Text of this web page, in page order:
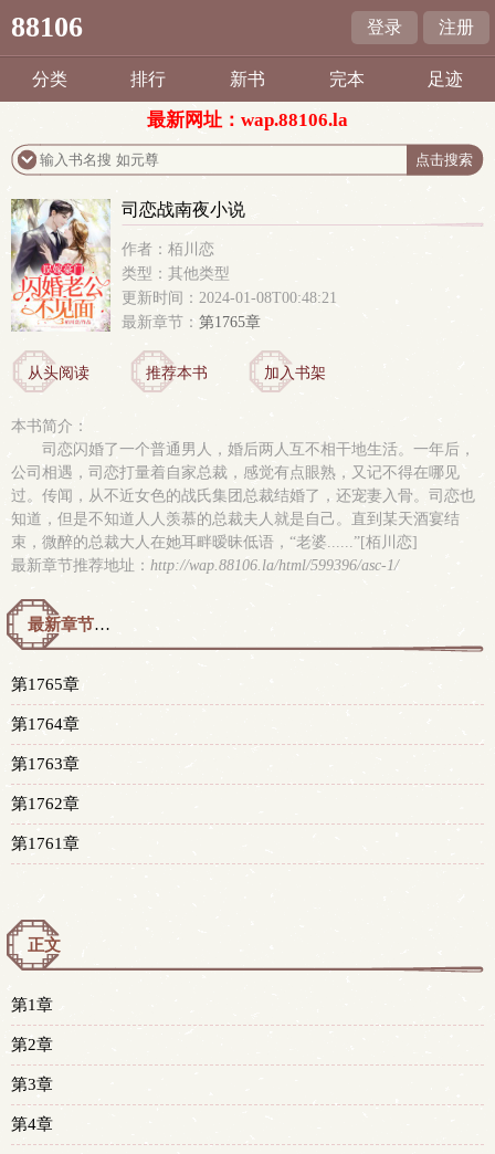
88106 登录 注册
分类 排行 新书 完本 足迹
最新网址：wap.88106.la
司恋战南夜小说
作者：栢川恋
类型：其他类型
更新时间：2024-01-08T00:48:21
最新章节： 第1765章
从头阅读 推荐本书 加入书架
本书简介：
司恋闪婚了一个普通男人，婚后两人互不相干地生活。一年后，
公司相遇，司恋打量着自家总裁，感觉有点眼熟，又记不得在哪见
过。传闻，从不近女色的战氏集团总裁结婚了，还宠妻入骨。司恋也
知道，但是不知道人人羡慕的总裁夫人就是自己。直到某天酒宴结
束，微醉的总裁大人在她耳畔暧昧低语，“老婆......”[栢川恋]
最新章节推荐地址： http://wap.88106.la/html/599396/asc-1/
最新章节预览 更新时间：2024-01-08T00:48:21
第1765章
第1764章
第1763章
第1762章
第1761章
正文
第1章
第2章
第3章
第4章